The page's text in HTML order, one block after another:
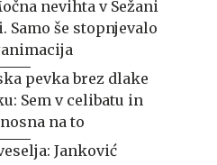
nevihta v Sežani
Samo še stopnjevalo
pevka brez dlake
Sem v celibatu in
na to
Janković